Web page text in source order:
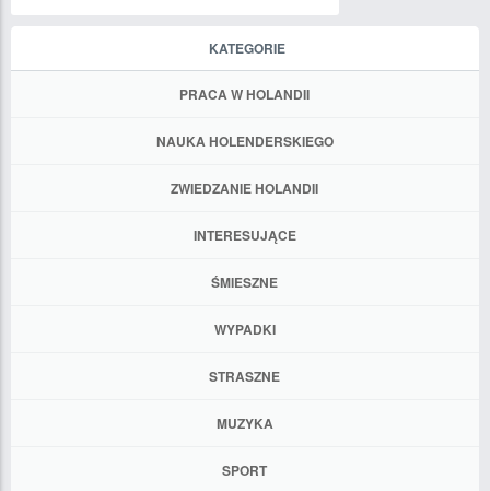
KATEGORIE
PRACA W HOLANDII
NAUKA HOLENDERSKIEGO
ZWIEDZANIE HOLANDII
INTERESUJĄCE
ŚMIESZNE
WYPADKI
STRASZNE
MUZYKA
SPORT